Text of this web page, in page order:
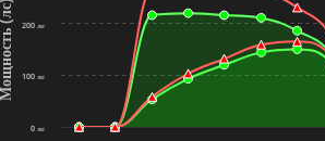
(лс)
0 лс
100 лс
200 лс